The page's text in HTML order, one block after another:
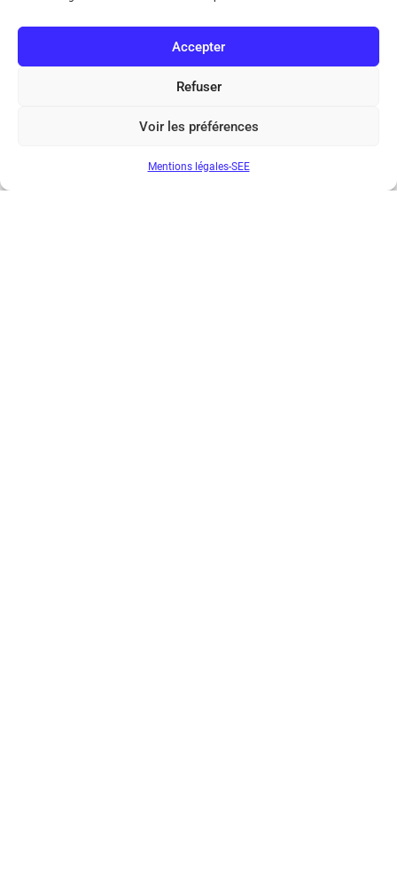
Accepter
Refuser
Voir les préférences
Mentions légales-SEE
En conclusion :une bonne édition 2025 du
dans deux ans pour ETTC 2027, à Toulouse,
la semaine précédant le salon du Bourget.